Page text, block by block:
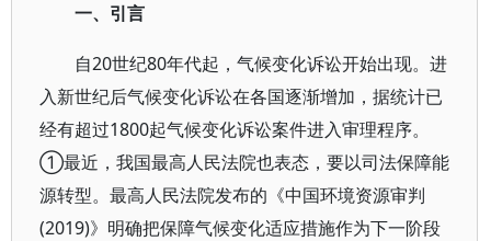
一、引言
自20世纪80年代起，气候变化诉讼开始出现。进
入新世纪后气候变化诉讼在各国逐渐增加，据统计已
经有超过1800起气候变化诉讼案件进入审理程序。
①最近，我国最高人民法院也表态，要以司法保障能
源转型。最高人民法院发布的《中国环境资源审判
(2019)》明确把保障气候变化适应措施作为下一阶段